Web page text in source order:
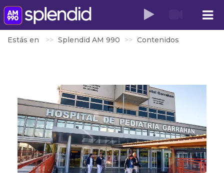
Estás en Splendid AM 990 Contenidos